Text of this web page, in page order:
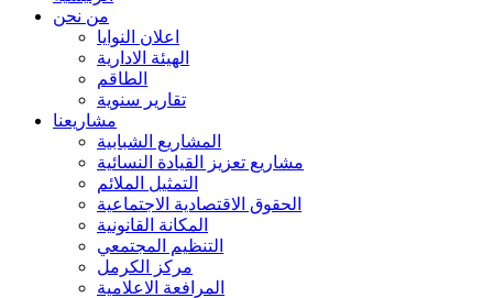
من نحن
اعلان النوايا
الهيئة الادارية
الطاقم
تقارير سنوية
مشاريعنا
المشاريع الشبابية
مشاريع تعزيز القيادة النسائية
التمثيل الملائم
الحقوق الاقتصادية الاجتماعية
المكانة القانونية
التنظيم المجتمعي
مركز الكرمل
المرافعة الاعلامية